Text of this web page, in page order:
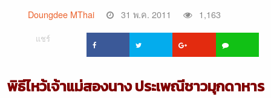
Doungdee MThai 31 พ.ค. 2011 1,163
แชร์
พิธีไหว้เจ้าแม่สองนาง ประเพณีชาวมุกดาหาร